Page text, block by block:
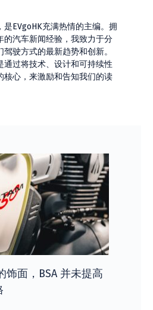
是EVgoHK充满热情的主编。拥
的汽车新闻经验，我致力于分
驾驶方式的最新趋势和创新。
通过将技术、设计和可持续性
核心，来激励和告知我们的读
饰面，BSA 并未提高